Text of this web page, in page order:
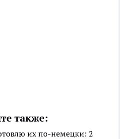
также:
их по-немецки: 2